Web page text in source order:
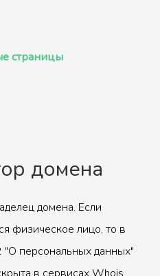
страницы
домена
домена. Если
физическое лицо, то в
персональных данных"